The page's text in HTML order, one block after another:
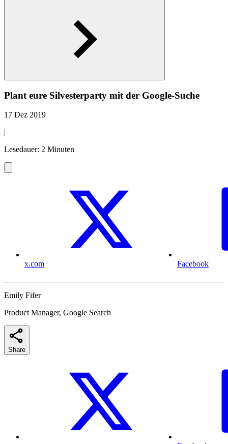
Plant eure Silvesterparty mit der Google-Suche
17 Dez 2019
|
Lesedauer: 2 Minuten
x.com Facebook
Emily Fifer
Product Manager, Google Search
Share